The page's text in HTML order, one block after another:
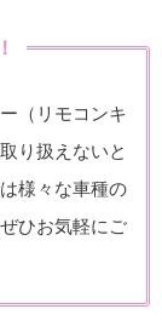
（リモコンキ
り扱えないと
様々な車種の
ひお気軽にご